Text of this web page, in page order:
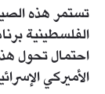
تستمر هذه
الفلسطينية
احتمال تحول
الأميركي